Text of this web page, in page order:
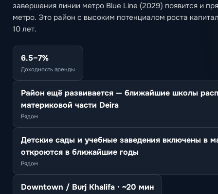
завершения линии метро Blue Line (2029) появится и
метро. Это район с высоким потенциалом роста
10 лет.
6.5–7%
Доходность аренды
Район ещё развивается — ближайшие школы
материковой части Deira
Рядом
Детские сады и учебные заведения включены в
откроются в ближайшие годы
Рядом
Downtown / Burj Khalifa · ~20 мин